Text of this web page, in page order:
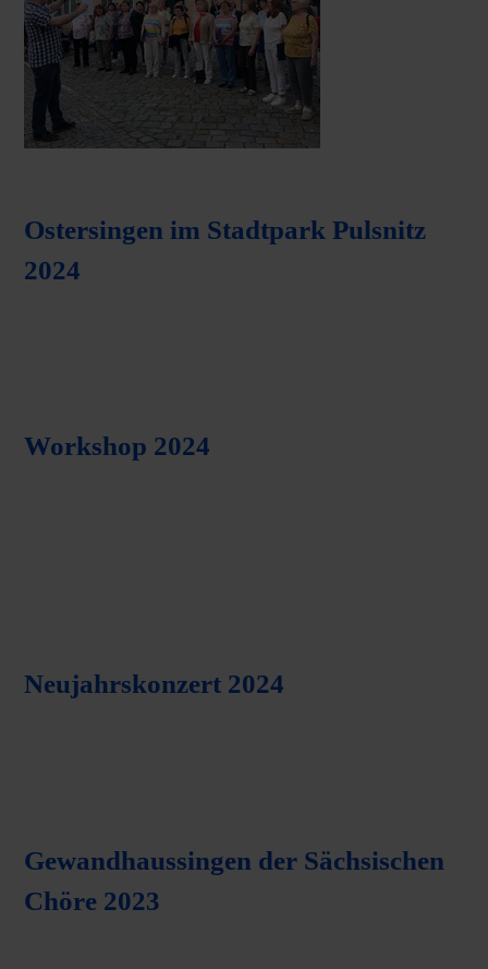
Ostersingen im Stadtpark Pulsnitz
2024
Workshop 2024
Neujahrskonzert 2024
Gewandhaussingen der Sächsischen
Chöre 2023